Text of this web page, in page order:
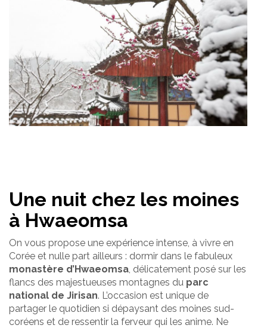
Une nuit chez les moines
à Hwaeomsa
On vous propose une expérience intense, à vivre en
Corée et nulle part ailleurs : dormir dans le fabuleux
monastère d’Hwaeomsa, délicatement posé sur les
flancs des majestueuses montagnes du parc
national de Jirisan. L’occasion est unique de
partager le quotidien si dépaysant des moines sud-
coréens et de ressentir la ferveur qui les anime. Ne